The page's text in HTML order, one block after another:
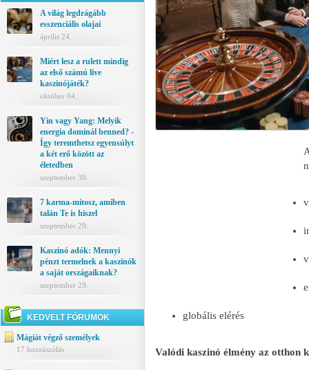
A világ legdrágább
esszenciális olajai
április 24.
Miért lesz a rulett mindig
az első számú live
kaszinójáték?
október 04.
Yin vagy Yang: Melyik
energia dominál benned? -
Így teremthetsz egyensúlyt
a két erő között az
életedben
szeptember 30.
7 karma-mítosz, amiben
talán Te is hiszel
szeptember 29.
Kaszinó adók: Mennyi
pénzt termelnek a kaszinók
a saját országaiknak?
szeptember 29.
KEDVELT FÓRUMOK
Mágiát végző személyek
17 hozzászólás
globális elérés
Valódi kaszinó élmény az otthon